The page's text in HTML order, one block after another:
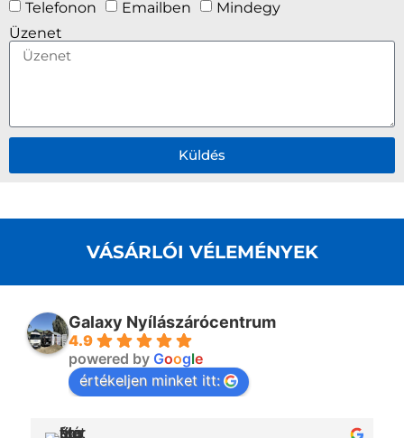
Telefonon
Emailben
Mindegy
Üzenet
Küldés
VÁSÁRLÓI VÉLEMÉNYEK
Galaxy Nyílászárócentrum
4.9
powered by Google
értékeljen minket itt: